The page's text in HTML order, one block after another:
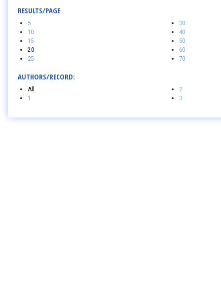
RESULTS/PAGE
5
10
15
20
25
30
40
50
60
70
AUTHORS/RECORD:
All
1
2
3